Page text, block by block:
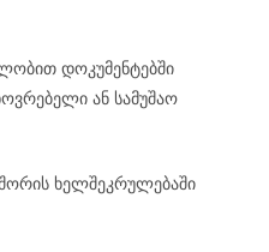
დოკუმენტებში
ან სამუშაო
ხელშეკრულებაში